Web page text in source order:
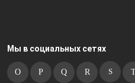
Мы в социальных сетях